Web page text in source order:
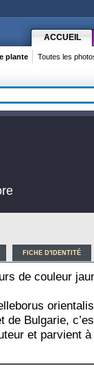
ACCUEIL
plante Toutes les
FICHE D'IDENTITÉ
de couleur
de Bulgarie,
et parvient